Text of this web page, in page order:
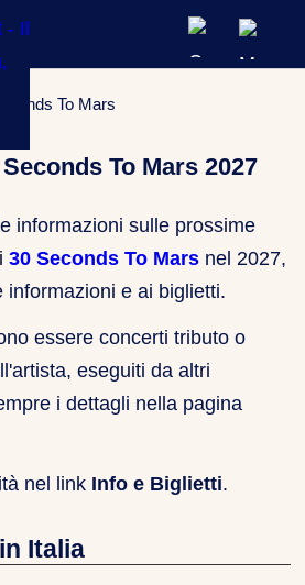
To Mars
To Mars 2027
informazioni sulle prossime
30 Seconds To Mars nel 2027,
informazioni e ai biglietti.
essere concerti tributo o
eseguiti da altri
i dettagli nella pagina
nel link Info e Biglietti.
Italia